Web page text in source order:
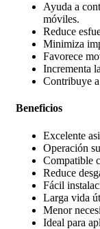
Ayuda a
móviles.
Reduce
Minimiza
Favorece
Incrementa
Contribuye
Beneficios
Excelente
Operación
Compatible
Reduce
Fácil
Larga vida
Menor
Ideal para